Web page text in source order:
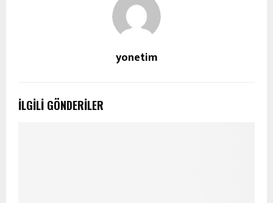
yonetim
İLGILI GÖNDERILER